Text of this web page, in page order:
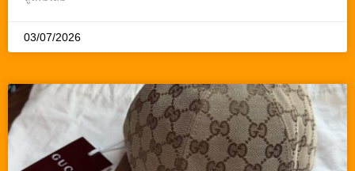
03/07/2026